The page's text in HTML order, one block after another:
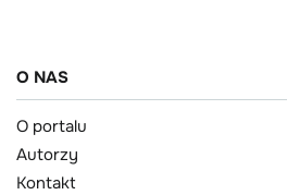
O NAS
O portalu
Autorzy
Kontakt